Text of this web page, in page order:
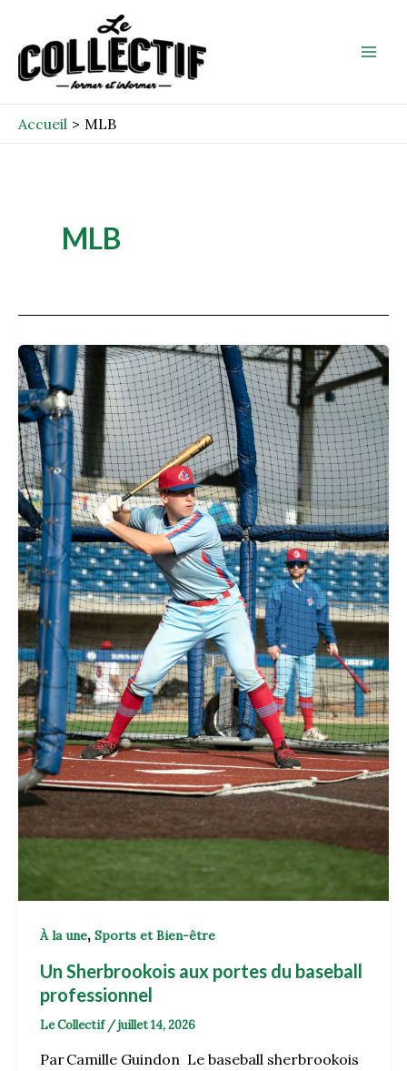
contenu
Accueil MLB
MLB
À la une, Sports et Bien-être
Un Sherbrookois aux portes du baseball
professionnel
Le Collectif /juillet 14, 2026
Par Camille Guindon Le baseball sherbrookois